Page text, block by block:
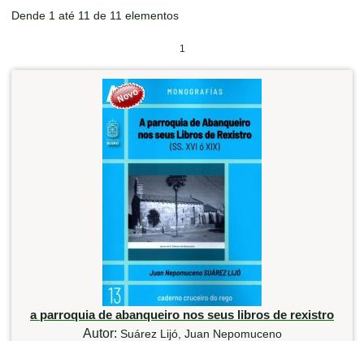
Dende 1 até 11 de 11 elementos
1
a parroquia de abanqueiro nos seus libros de rexistro
Autor: Suárez Lijó, Juan Nepomuceno